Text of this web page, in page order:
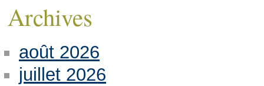
Archives
août 2026
juillet 2026